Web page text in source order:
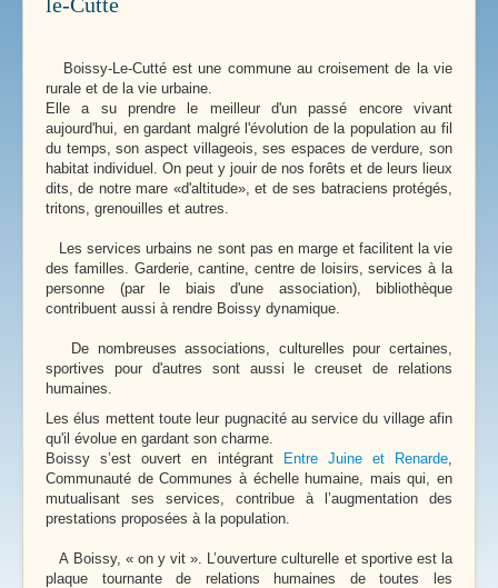
Boissy-Le-Cutté est une commune au croisement de la vie
rurale et de la vie urbaine.
Elle a su prendre le meilleur d'un passé encore vivant
aujourd'hui, en gardant malgré l'évolution de la population au fil
du temps, son aspect villageois, ses espaces de verdure, son
habitat individuel. On peut y jouir de nos forêts et de leurs lieux
dits, de notre mare «d'altitude», et de ses batraciens protégés,
tritons, grenouilles et autres.
Les services urbains ne sont pas en marge et facilitent la vie
des familles. Garderie, cantine, centre de loisirs, services à la
personne (par le biais d'une association), bibliothèque
contribuent aussi à rendre Boissy dynamique.
De nombreuses associations, culturelles pour certaines,
sportives pour d'autres sont aussi le creuset de relations
humaines.
Les élus mettent toute leur pugnacité au service du village afin
qu'il évolue en gardant son charme.
Boissy s’est ouvert en intégrant
Entre Juine et Renarde
Communauté de Communes à échelle humaine, mais qui, en
mutualisant ses services, contribue à l’augmentation des
prestations proposées à la population.
A Boissy, « on y vit ». L’ouverture culturelle et sportive est la
plaque tournante de relations humaines de toutes les